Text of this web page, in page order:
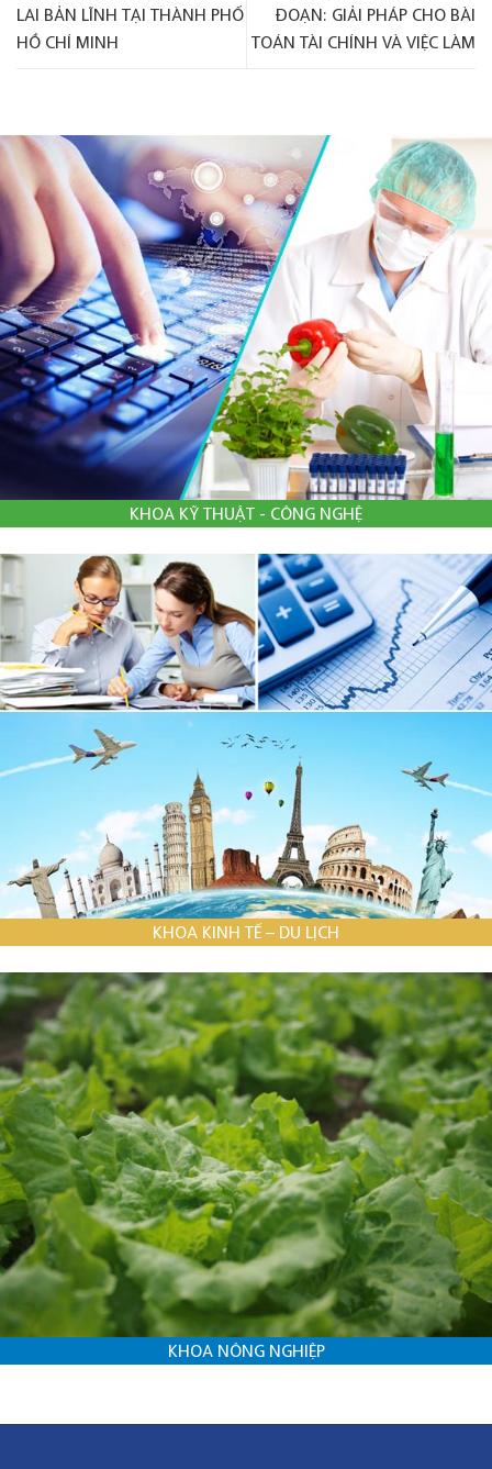
LAI BẢN LĨNH TẠI THÀNH PHỐ
HỒ CHÍ MINH
ĐOẠN: GIẢI PHÁP CHO BÀI
TOÁN TÀI CHÍNH VÀ VIỆC LÀM
KHOA KỸ THUẬT - CÔNG NGHỆ
KHOA KINH TẾ – DU LỊCH
KHOA NÔNG NGHIỆP